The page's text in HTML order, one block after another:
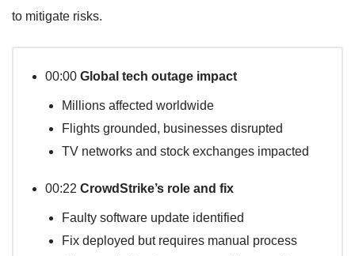
to mitigate risks.
00:00 Global tech outage impact
Millions affected worldwide
Flights grounded, businesses disrupted
TV networks and stock exchanges impacted
00:22 CrowdStrike’s role and fix
Faulty software update identified
Fix deployed but requires manual process